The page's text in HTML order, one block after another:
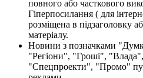
повного або часткового
Гіперпосилання ( для
розміщена в підзаголовку
матеріалу.
Новини з позначками
"Регіони", "Гроші",
"Спецпроекти", "Промо"